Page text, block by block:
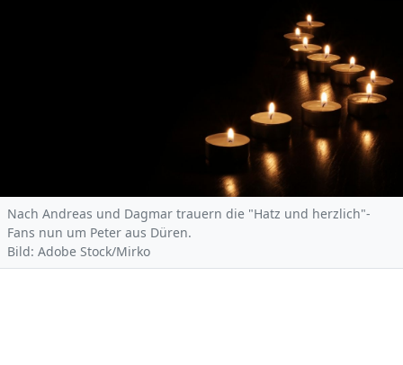
Nach Andreas und Dagmar trauern die "Hatz und herzlich"-
Fans nun um Peter aus Düren.
Bild: Adobe Stock/Mirko